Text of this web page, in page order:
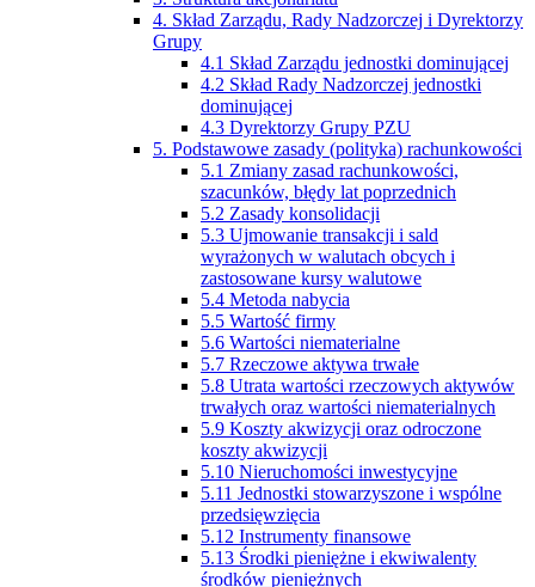
4. Skład Zarządu, Rady Nadzorczej i Dyrektorzy
Grupy
4.1 Skład Zarządu jednostki dominującej
4.2 Skład Rady Nadzorczej jednostki
dominującej
4.3 Dyrektorzy Grupy PZU
5. Podstawowe zasady (polityka) rachunkowości
5.1 Zmiany zasad rachunkowości,
szacunków, błędy lat poprzednich
5.2 Zasady konsolidacji
5.3 Ujmowanie transakcji i sald
wyrażonych w walutach obcych i
zastosowane kursy walutowe
5.4 Metoda nabycia
5.5 Wartość firmy
5.6 Wartości niematerialne
5.7 Rzeczowe aktywa trwałe
5.8 Utrata wartości rzeczowych aktywów
trwałych oraz wartości niematerialnych
5.9 Koszty akwizycji oraz odroczone
koszty akwizycji
5.10 Nieruchomości inwestycyjne
5.11 Jednostki stowarzyszone i wspólne
przedsięwzięcia
5.12 Instrumenty finansowe
5.13 Środki pieniężne i ekwiwalenty
środków pieniężnych